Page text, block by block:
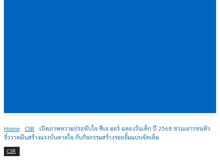
Home CSR
เปิดภาพความประทับใจ ซีเจ มอร์ ฉลองวันเด็ก ปี 2568 ชวนเยาวชนตัว
จิ๋ววาดฝันสร้างแรงบันดาลใจ กับกิจกรรมสร้างรอยยิ้มแบบจัดเต็ม
CSR